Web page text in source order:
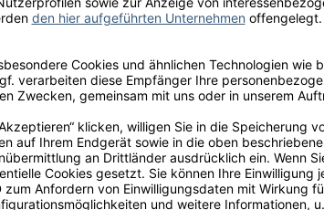
Ihre Schneekloth-Vorteile